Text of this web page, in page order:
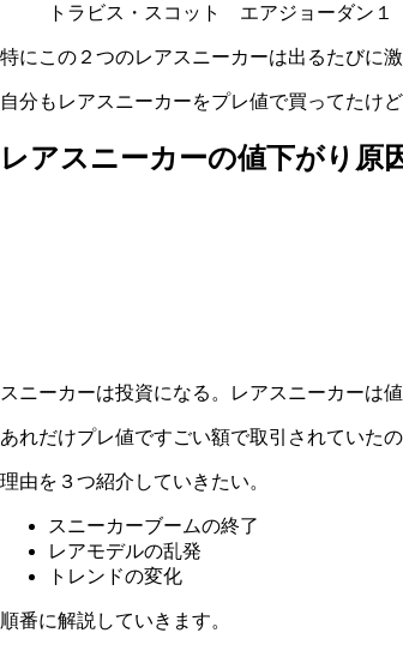
トラビス・スコット エアジョーダン
特にこの２つのレアスニーカーは出るたびに
自分もレアスニーカーをプレ値で買ってたけ
レアスニーカーの値下がり原
スニーカーは投資になる。レアスニーカーは
あれだけプレ値ですごい額で取引されていた
理由を３つ紹介していきたい。
スニーカーブームの終了
レアモデルの乱発
トレンドの変化
順番に解説していきます。